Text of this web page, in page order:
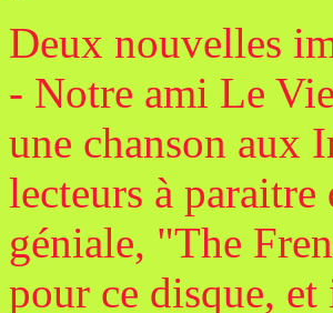
Deux nouvelles
- Notre ami Le
une chanson aux
lecteurs à
géniale, "The
pour ce disque,